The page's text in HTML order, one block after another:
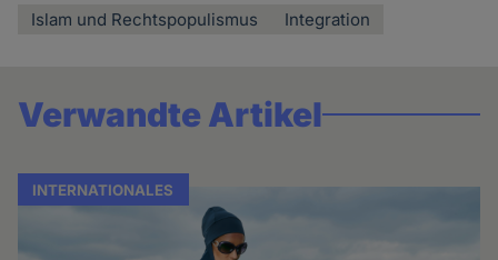
Islam und Rechtspopulismus Integration
Verwandte Artikel
INTERNATIONALES